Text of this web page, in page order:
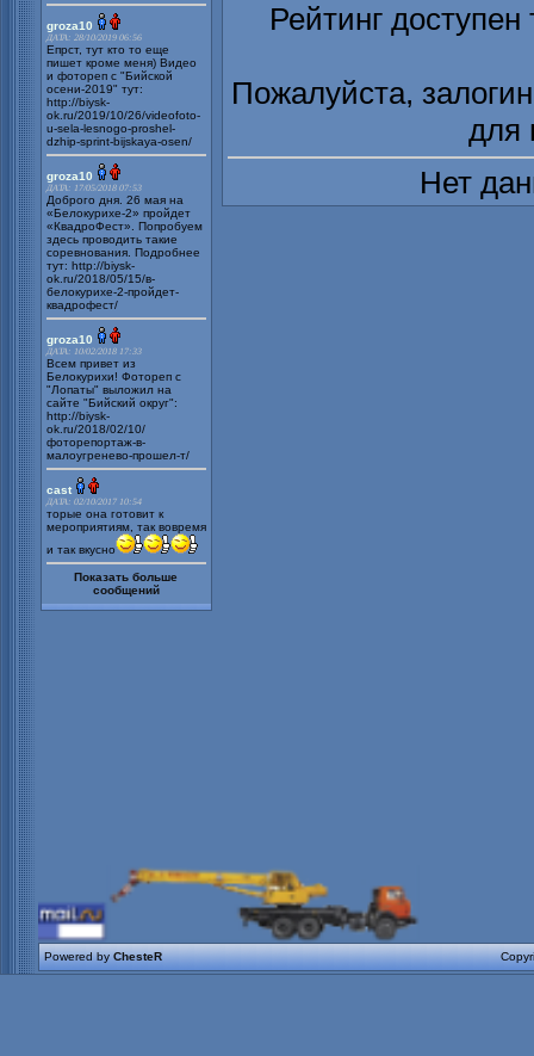
groza10
ДАТА: 28/10/2019 06:56
Епрст, тут кто то еще
пишет кроме меня) Видео
и фотореп с "Бийской
осени-2019" тут:
http://biysk-
ok.ru/2019/10/26/videofoto-
u-sela-lesnogo-proshel-
dzhip-sprint-bijskaya-osen/
groza10
ДАТА: 17/05/2018 07:53
Доброго дня. 26 мая на
«Белокурихе-2» пройдет
«КвадроФест». Попробуем
здесь проводить такие
соревнования. Подробнее
тут: http://biysk-
ok.ru/2018/05/15/в-
белокурихе-2-пройдет-
квадрофест/
groza10
ДАТА: 10/02/2018 17:33
Всем привет из
Белокурихи! Фотореп с
"Лопаты" выложил на
сайте "Бийский округ":
http://biysk-
ok.ru/2018/02/10/
фоторепортаж-в-
малоугренево-прошел-т/
cast
ДАТА: 02/10/2017 10:54
торые она готовит к
мероприятиям, так вовремя
и так вкусно
Показать больше
сообщений
Рейтинг
Пожалуйста,
для
Нет
Powered byChesteR